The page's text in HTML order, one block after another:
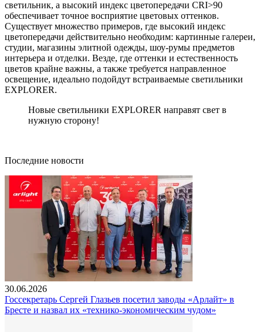
светильник, а высокий индекс цветопередачи CRI>90
обеспечивает точное восприятие цветовых оттенков.
Существует множество примеров, где высокий индекс
цветопередачи действительно необходим: картинные галереи,
студии, магазины элитной одежды, шоу-румы предметов
интерьера и отделки. Везде, где оттенки и естественность
цветов крайне важны, а также требуется направленное
освещение, идеально подойдут встраиваемые светильники
EXPLORER.
Новые светильники EXPLORER направят свет в
нужную сторону!
Последние новости
30.06.2026
Госсекретарь Сергей Глазьев посетил заводы «Арлайт» в
Бресте и назвал их «технико-экономическим чудом»